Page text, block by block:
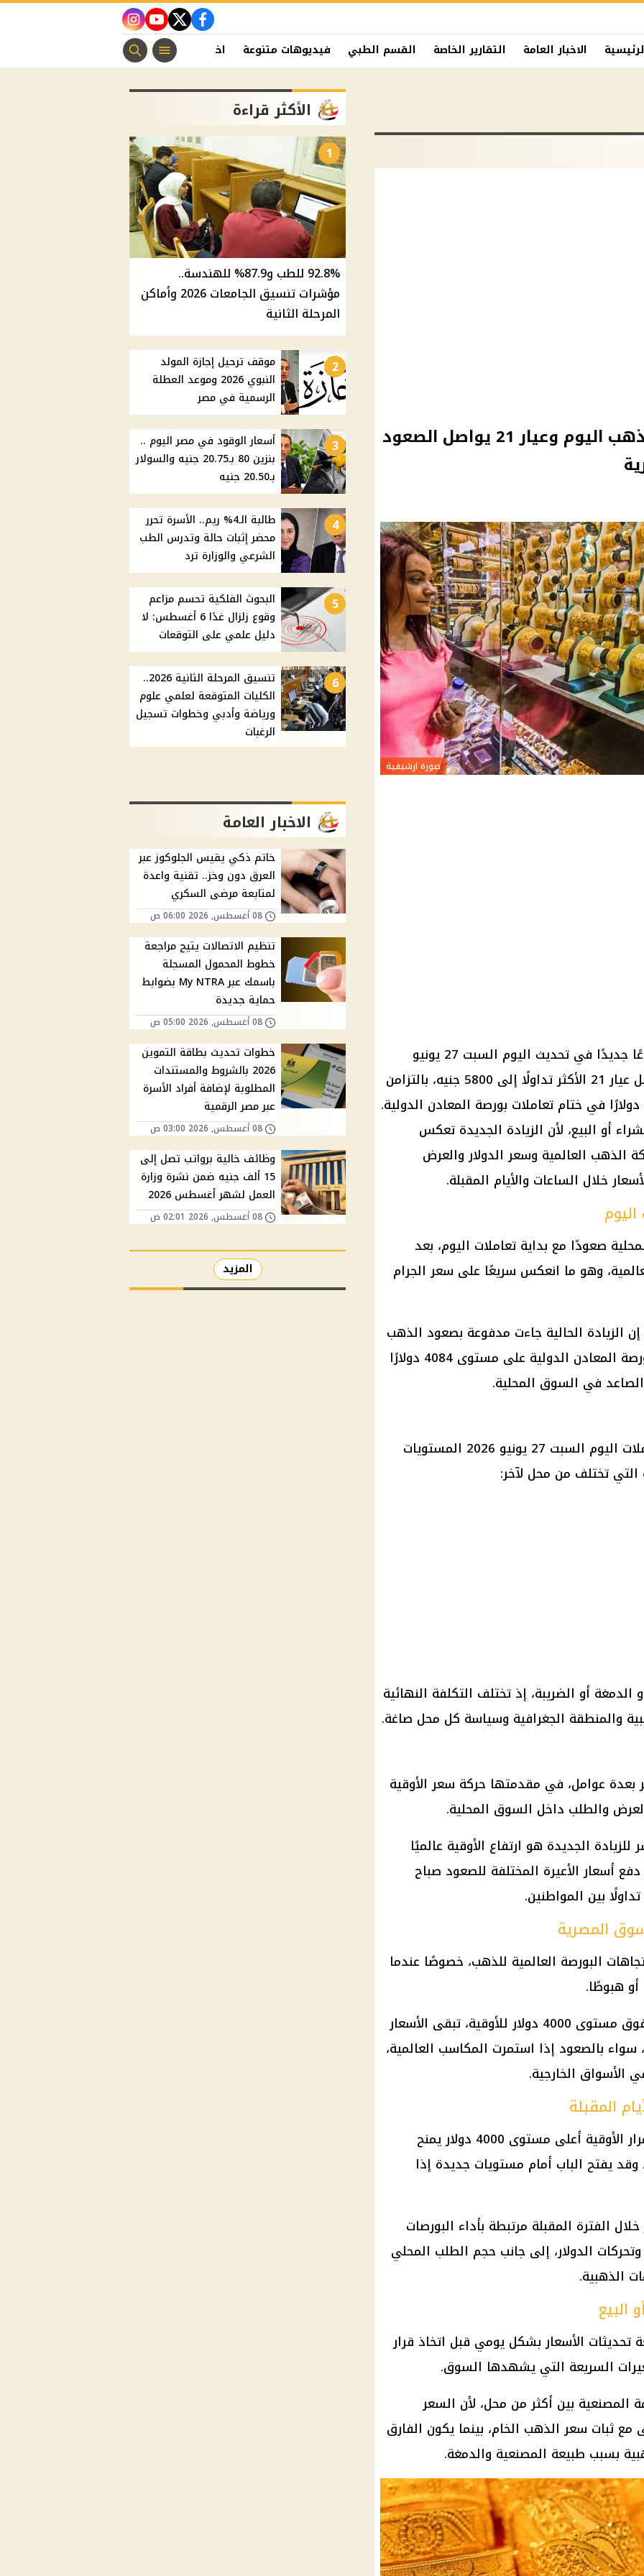
facebook
twitter
youtube
instagram
الاخبار العامة التقارير الخاصة القسم الطبي فيديوهات متنوعة اخبار الفن منوعات مسيحية
قفزة جديدة في أسعار الذهب اليوم وعيار 21 يواصل الصعود
صورة ارشيفية
أسعار الذهب في مصر سجلت ارتفاعًا جديدًا في تحديث اليوم السبت 27 يونيو
2026، بقيمة 30 جنيهًا للجرام، ليصل عيار 21 الأكثر تداولًا إلى 5800 جنيه، بالتزامن
مع صعود الأوقية عالميًا إلى 4084 دولارًا في ختام تعاملات بورصة المعادن الدولية.
أو البيع، لأن الزيادة الجديدة تعكس
الذهب العالمية وسعر الدولار والعرض
خلال الساعات والأيام المقبلة.
صعودًا مع بداية تعاملات اليوم، بعد
وهو ما انعكس سريعًا على سعر الجرام
الحالية جاءت مدفوعة بصعود الذهب
عالميًا، خاصة بعد إغلاق تعاملات بورصة المعادن الدولية على مستوى 4084 دولارًا
في السوق المحلية.
في بداية تعاملات اليوم السبت 27 يونيو 2026 المستويات
التي تختلف من محل لآخر:
أو الضريبة، إذ تختلف التكلفة النهائية
والمنطقة الجغرافية وسياسة كل محل صاغة.
بعدة عوامل، في مقدمتها حركة سعر الأوقية
والطلب داخل السوق المحلية.
الجديدة هو ارتفاع الأوقية عالميًا
وهو ما دفع أسعار الأعيرة المختلفة للصعود صباح
المصرية
البورصة العالمية للذهب، خصوصًا عندما
هبوطًا.
مستوى 4000
دولارللأوقية، تبقى الأسعار
سواء بالصعود إذا استمرت المكاسب العالمية،
الأسواق الخارجية.
المقبلة
أعلى مستوى 4000 دولاريمنح
يفتح الباب أمام مستويات جديدة إذا
خلال الفترة المقبلة مرتبطة بأداء البورصات
وتحركات الدولار، إلى جانب حجم الطلب المحلي
الذهبية.
البيع
تحديثات الأسعار بشكل يومي قبل اتخاذ قرار
السريعة التي يشهدها السوق.
المصنعية بين أكثر من محل، لأن السعر
مع ثبات سعر الذهب الخام، بينما يكون الفارق
بسبب طبيعة المصنعية والدمغة.
الأكثر قراءة
1
92.8% للطب و87.9% للهندسة..
مؤشرات تنسيق الجامعات 2026 وأماكن
المرحلة الثانية
2
موقف ترحيل إجازة المولد
النبوي 2026 وموعد العطلة
الرسمية في مصر
3
أسعار الوقود في مصر اليوم ..
بنزين 80 بـ20.75 جنيه والسولار
بـ20.50 جنيه
4
طالبة الـ4% ريم.. الأسرة تحرر
محضر إثبات حالة وتدرس الطب
الشرعي والوزارة ترد
5
البحوث الفلكية تحسم مزاعم
وقوع زلزال غدًا 6 أغسطس: لا
دليل علمي على التوقعات
6
تنسيق المرحلة الثانية 2026..
الكليات المتوقعة لعلمي علوم
ورياضة وأدبي وخطوات تسجيل
الرغبات
الاخبار العامة
خاتم ذكي يقيس الجلوكوز عبر
العرق دون وخز.. تقنية واعدة
لمتابعة مرضى السكري
08 أغسطس, 2026 06:00 ص
تنظيم الاتصالات يتيح مراجعة
خطوط المحمول المسجلة
باسمك عبر My NTRA بضوابط
حماية جديدة
08 أغسطس, 2026 05:00 ص
خطوات تحديث بطاقة التموين
2026 بالشروط والمستندات
المطلوبة لإضافة أفراد الأسرة
عبر مصر الرقمية
08 أغسطس, 2026 03:00 ص
وظائف خالية برواتب تصل إلى
15 ألف جنيه ضمن نشرة وزارة
العمل لشهر أغسطس 2026
08 أغسطس, 2026 02:01 ص
المزيد